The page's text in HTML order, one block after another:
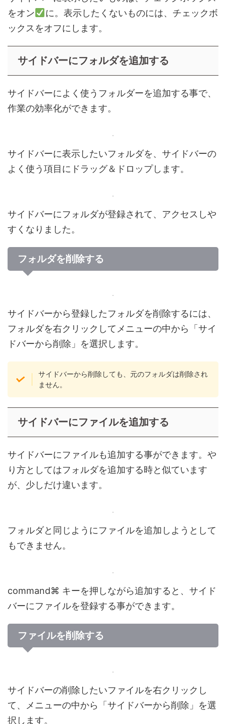
をオン
に。表示したくないものには、チェックボ
ックスをオフにします。
サイドバーにフォルダを追加する
サイドバーによく使うフォルダーを追加する事で、
作業の効率化ができます。
サイドバーに表示したいフォルダを、サイドバーの
よく使う項目にドラッグ＆ドロップします。
サイドバーにフォルダが登録されて、アクセスしや
すくなりました。
フォルダを削除する
サイドバーから登録したフォルダを削除するには、
フォルダを右クリックしてメニューの中から「サイ
ドバーから削除」を選択します。
サイドバーから削除しても、元のフォルダは削除され
ません。
サイドバーにファイルを追加する
サイドバーにファイルも追加する事ができます。や
り方としてはフォルダを追加する時と似ています
が、少しだけ違います。
フォルダと同じようにファイルを追加しようとして
もできません。
command⌘ キーを押しながら追加すると、サイド
バーにファイルを登録する事ができます。
ファイルを削除する
サイドバーの削除したいファイルを右クリックし
て、メニューの中から「サイドバーから削除」を選
択します。